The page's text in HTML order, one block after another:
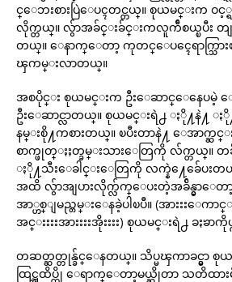
င္ေဘးစားပြဲေပၚတင္တယ္။ စုယမင္းက ဝင့္ရည္
လိုက္တယ္။ လွ်ာအခ်င္းခ်င္းကလူက်ီစယ္ၿပီး တ
တယ္။ ေနာက္ေတာ့ ကုတင္ေပၚေရာက္သြာ
ၾကမ္းလာတယ္။
အစပိုင္း စုယမင္းက ဦးေဆာင္ေနေပမဲ့ ေ
ဦးေဆာင္လာတယ္။ စုယမင္းရဲ႕ ႏို႔နဲ႔
နမ္းစို႔ကစားတယ္။ ၿပီးတာနဲ႔ ေအာက္ဆ
စာက္ဖုတ္ႏႈတ္ခမ္းသားေတြကို လ်က္တယ္။ တ
ႏို႔သီးေခါင္းေတြကို လက္နဲ႔ေခ်ေပးတယ္
အထိ လွ်ာအျပားလိုက္လ်က္ေပးတဲ့အခ်ိန္မွာေတာ့
အာ္ဟစ္ျမည္တမ္းေနခဲ့ပါၿပီ။ (အားးးေ
အင္းးးးအားးးးအိုးးးး) စုယမင္းရဲ႕ ခႏ
တဆတ္ဆတ္တုန္ခ်င္ေနတယ္။ သိပ္မၾကာခင္မွာ
ထြဋ္အထိပ္ကို ေရာက္ေတာ့မယ္ဆိုတာ သတိထား